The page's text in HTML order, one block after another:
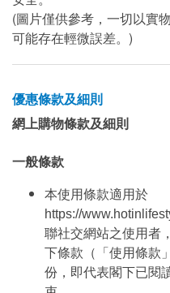
(圖片僅供參考，一切以實
可能存在輕微誤差。)
優惠條款及細則
網上購物條款及細則
一般條款
本使用條款適用於
https://
聯社交網站之使用者
下條款（「使用條款
份，即代表閣下已閱